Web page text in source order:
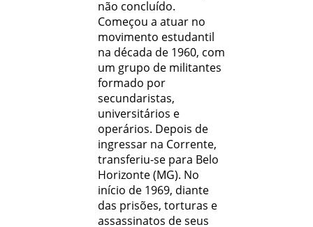
não concluído.
Começou a atuar no
movimento estudantil
na década de 1960, com
um grupo de militantes
formado por
secundaristas,
universitários e
operários. Depois de
ingressar na Corrente,
transferiu-se para Belo
Horizonte (MG). No
início de 1969, diante
das prisões, torturas e
assassinatos de seus